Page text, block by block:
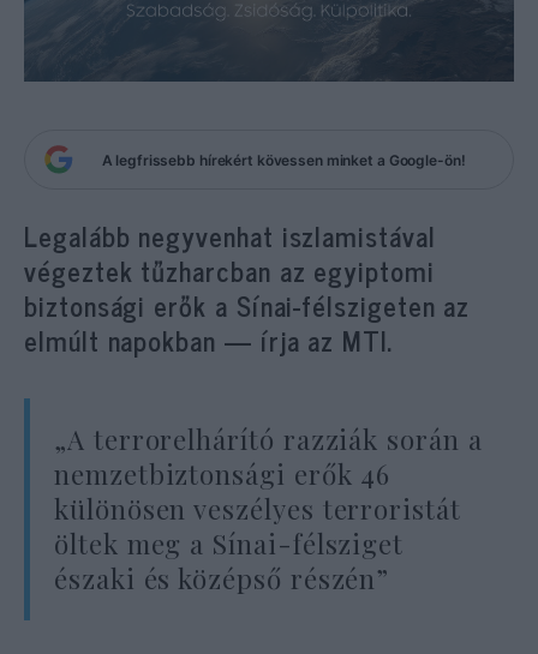
A legfrissebb hírekért kövessen minket a Google-ön!
Legalább negyvenhat iszlamistával
végeztek tűzharcban az egyiptomi
biztonsági erők a Sínai-félszigeten az
elmúlt napokban — írja az MTI.
„A terrorelhárító razziák során a
nemzetbiztonsági erők 46
különösen veszélyes terroristát
öltek meg a Sínai-félsziget
északi és középső részén”